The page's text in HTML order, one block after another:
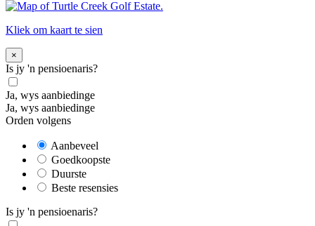
Kliek om kaart te sien
×
Is jy 'n pensioenaris?
Ja, wys aanbiedinge
Ja, wys aanbiedinge
Orden volgens
Aanbeveel
Goedkoopste
Duurste
Beste resensies
Is jy 'n pensioenaris?